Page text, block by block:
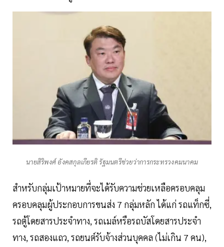
นายสิริพงศ์ อังคสกุลเกียรติ รัฐมนตรีช่วยว่าการกระทรวงคมนาคม
สำหรับกลุ่มเป้าหมายที่จะได้รับความช่วยเหลือครอบคลุม
ครอบคลุมผู้ประกอบการขนส่ง 7 กลุ่มหลัก ได้แก่ รถแท็กซี่,
รถตู้โดยสารประจำทาง, รถเมล์หรือรถบัสโดยสารประจำ
ทาง, รถสองแถว, รถยนต์รับจ้างส่วนบุคคล (ไม่เกิน 7 คน),